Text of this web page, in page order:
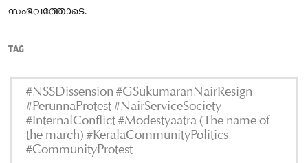
സംഭവത്തോടെ.
TAG
#NSSDissension #GSukumaranNairResign
#PerunnaProtest #NairServiceSociety
#InternalConflict #Modestyaatra (The name of
the march) #KeralaCommunityPolitics
#CommunityProtest